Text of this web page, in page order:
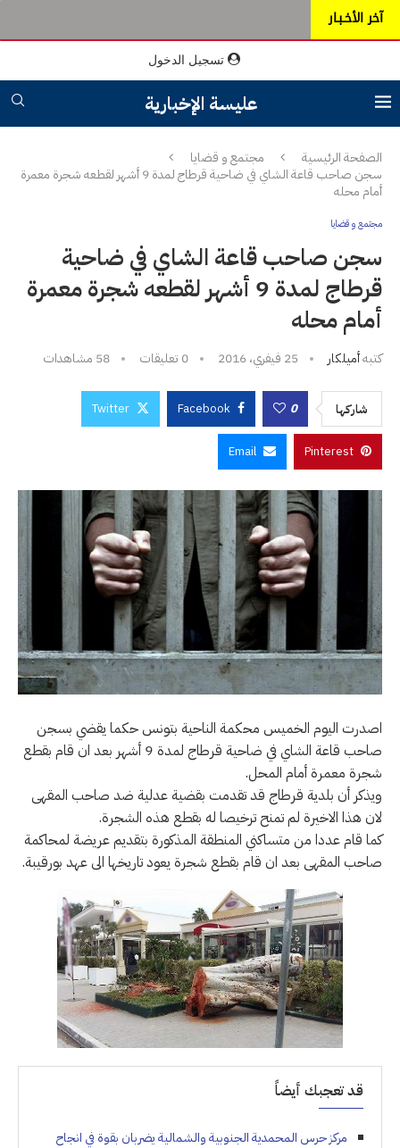
آخر الأخـبـار
تسجيل الدخول
عليسة الإخبارية
الصفحة الرئيسية
مجتمع و قضايا
سجن صاحب قاعة الشاي في ضاحية قرطاج لمدة 9 أشهر لقطعه شجرة معمرة
أمام محله
مجتمع و قضايا
سجن صاحب قاعة الشاي في ضاحية
قرطاج لمدة 9 أشهر لقطعه شجرة معمرة
أمام محله
كتبهأميلكار 25 فيفري، 2016 0 تعليقات 58 مشاهدات
شاركها 0
Facebook
Twitter
Pinterest
Email
اصدرت اليوم الخميس محكمة الناحية بتونس حكما يقضي بسجن
صاحب قاعة الشاي في ضاحية قرطاج لمدة 9 أشهر بعد ان قام بقطع
شجرة معمرة أمام المحل.
ويذكر أن بلدية قرطاج قد تقدمت بقضية عدلية ضد صاحب المقهى
لان هذا الاخيرة لم تمنح ترخيصا له بقطع هذه الشجرة.
كما قام عددا من متساكني المنطقة المذكورة بتقديم عريضة لمحاكمة
صاحب المقهى بعد ان قام بقطع شجرة يعود تاريخها الى عهد بورقيبة.
قد تعجبك أيضاً
مركز حرس المحمدية الجنوبية والشمالية يضربان بقوة في انجاح